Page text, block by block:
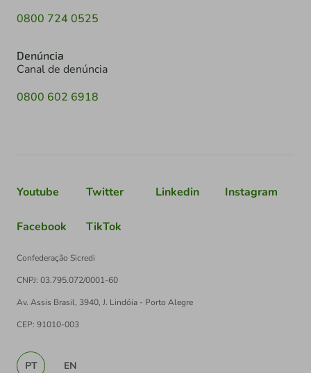
0800 724 0525
Denúncia
Canal de denúncia
0800 602 6918
Youtube Twitter Linkedin Instagram
Facebook TikTok
Confederação Sicredi
CNPJ: 03.795.072/0001-60
Av. Assis Brasil, 3940, J. Lindóia - Porto Alegre
CEP: 91010-003
PT EN